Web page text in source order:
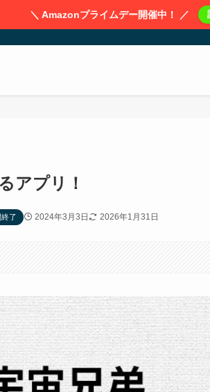
＼ Amazonプライムデー開催中！ ／
アプリ！
了 2024年3月3日 2026年1月31日